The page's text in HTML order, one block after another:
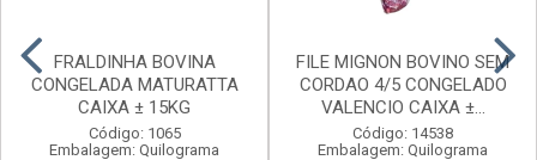
FRALDINHA BOVINA
CONGELADA MATURATTA
CAIXA ± 15KG
Código: 1065
Embalagem: Quilograma
FILE MIGNON BOVINO SEM
CORDAO 4/5 CONGELADO
VALENCIO CAIXA ±...
Código: 14538
Embalagem: Quilograma